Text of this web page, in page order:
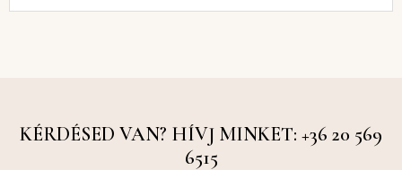
KÉRDÉSED VAN? HÍVJ MINKET: +36 20 569
6515